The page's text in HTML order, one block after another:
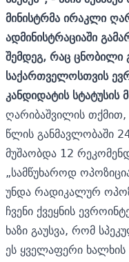
მინისტრმა ირაკლი
ადმინისტრაციაში
შემდეგ, რაც ცნობილი
საქართველოსთვის
კანდიდატის სტატუსის
ღარიბაშვილის
წლის განმავლობაში
მუშაობდა 12
„სამწუხაროდ
უნდა რადიკალურ
ჩვენი ქვეყნის
ხაზი გაუსვა, რომ
ეს ყველაფერი ხალხის